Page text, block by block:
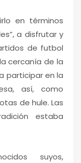
en términos
a disfrutar y
de futbol
cercanía de la
participar en la
así, como
de hule. Las
estaba
suyos,